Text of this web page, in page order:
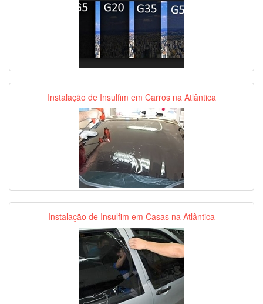
Instalação de Insulfim em Carros na Atlântica
Instalação de Insulfim em Casas na Atlântica